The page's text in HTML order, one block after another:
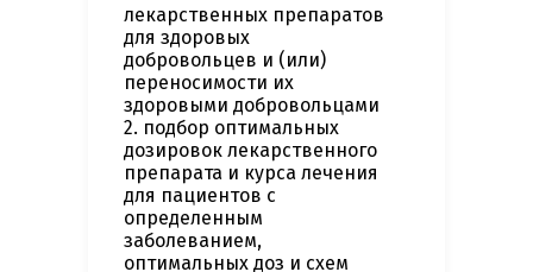
лекарственных препаратов
для здоровых
добровольцев и (или)
переносимости их
здоровыми добровольцами
2. подбор оптимальных
дозировок лекарственного
препарата и курса лечения
для пациентов с
определенным
заболеванием,
оптимальных доз и схем